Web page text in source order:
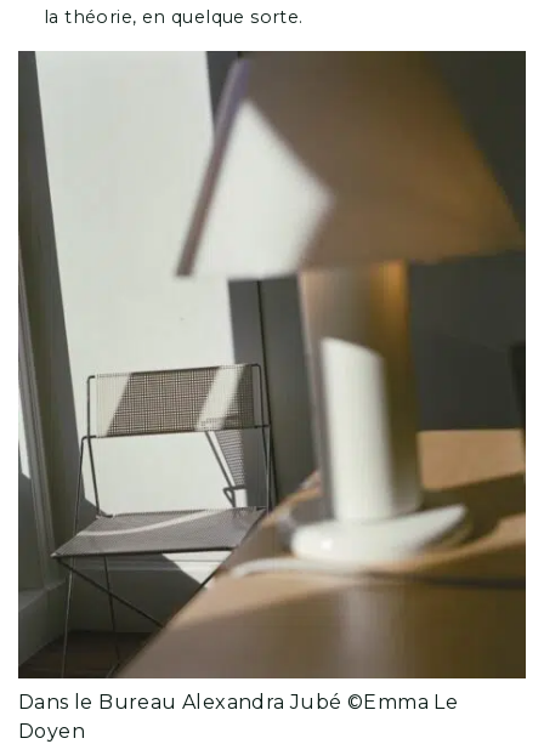
la théorie, en quelque sorte.
Dans le Bureau Alexandra Jubé ©Emma Le
Doyen